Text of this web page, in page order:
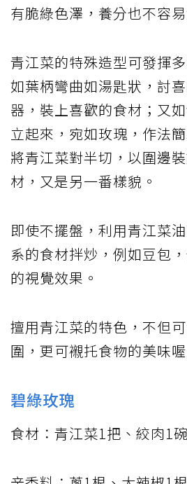
有脆綠色澤，養分也不容易
青江菜的特殊造型可發揮
如葉柄彎曲如湯匙狀，討
器，裝上喜歡的食材；又
立起來，宛如玫瑰，作法
將青江菜對半切，以圍邊
材，又是另一番樣貌。
即使不擺盤，利用青江菜
系的食材拌炒，例如豆包
的視覺效果。
擅用青江菜的特色，不但
圍，更可襯托食物的美味喔
碧綠玫瑰
食材：青江菜1把、絞肉1碗